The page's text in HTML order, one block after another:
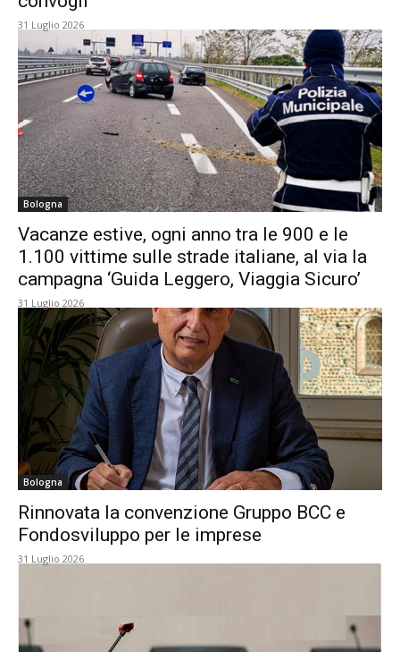
31 Luglio 2026
Bologna
Vacanze estive, ogni anno tra le 900 e le
1.100 vittime sulle strade italiane, al via la
campagna ‘Guida Leggero, Viaggia Sicuro’
31 Luglio 2026
Bologna
Rinnovata la convenzione Gruppo BCC e
Fondosviluppo per le imprese
31 Luglio 2026